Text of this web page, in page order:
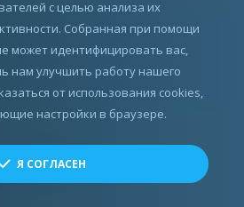
права защищены.
«СМТ», 2010 - 2026
и развитие сайта —Perspektiva
с целью анализа их
Собранная при помощи
может идентифицировать вас,
нам улучшить работу нашего
от использования cookies,
настройки в браузере.
Я СОГЛАСЕН